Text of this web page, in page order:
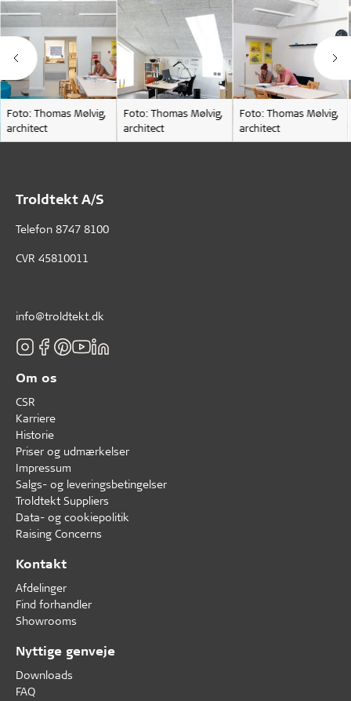
Foto: Thomas Mølvig,
architect
Foto: Thomas Mølvig,
architect
Foto: Thomas Mølvig,
architect
Troldtekt A/S
Telefon 8747 8100
CVR 45810011
info@troldtekt.dk
Om os
CSR
Karriere
Historie
Priser og udmærkelser
Impressum
Salgs- og leveringsbetingelser
Troldtekt Suppliers
Data- og cookiepolitik
Raising Concerns
Kontakt
Afdelinger
Find forhandler
Showrooms
Nyttige genveje
Downloads
FAQ